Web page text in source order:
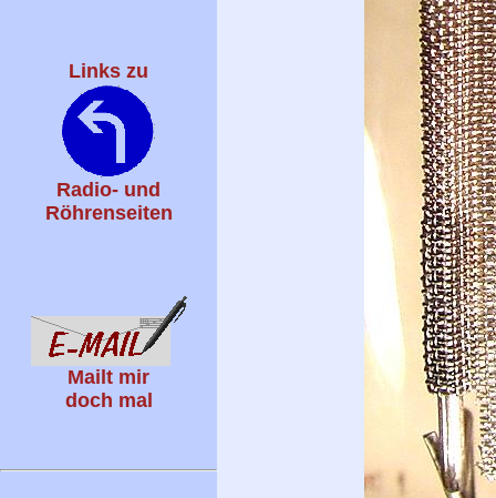
Links zu
Radio- und
Röhrenseiten
Mailt mir
doch mal